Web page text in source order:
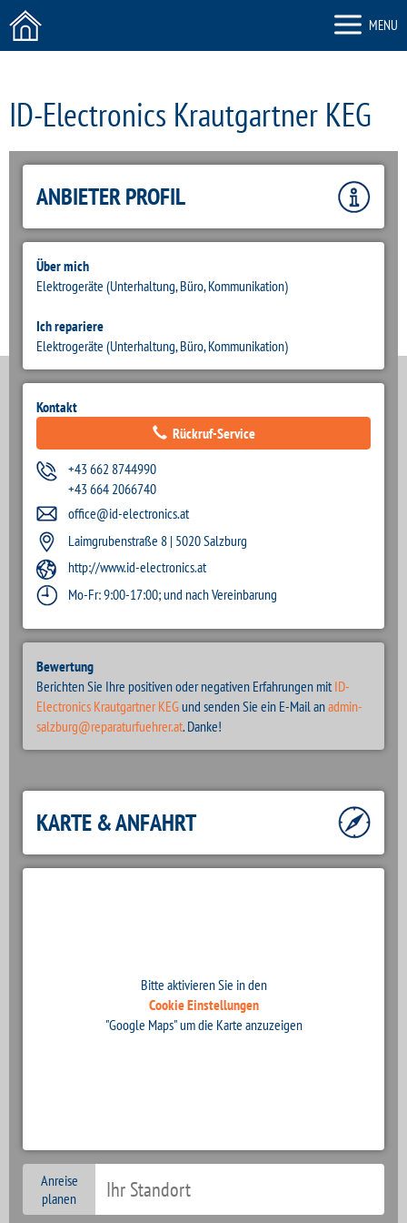
MENU
ID-Electronics Krautgartner KEG
ZURÜCK
ANBIETER PROFIL
Über mich
Elektrogeräte (Unterhaltung, Büro, Kommunikation)
Ich repariere
Elektrogeräte (Unterhaltung, Büro, Kommunikation)
Kontakt
Rückruf-Service
+43 662 8744990
+43 664 2066740
office@id-electronics.at
Laimgrubenstraße 8 | 5020 Salzburg
http://www.id-electronics.at
Mo-Fr: 9:00-17:00; und nach Vereinbarung
Bewertung
Berichten Sie Ihre positiven oder negativen Erfahrungen mitID-
Electronics Krautgartner KEGund senden Sie ein E-Mail anadmin-
salzburg@reparaturfuehrer.at. Danke!
KARTE & ANFAHRT
Bitte aktivieren Sie in den
Cookie Einstellungen
"Google Maps" um die Karte anzuzeigen
Anreise
planen